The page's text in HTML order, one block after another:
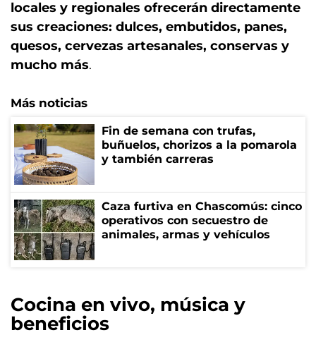
locales y regionales ofrecerán directamente
sus creaciones: dulces, embutidos, panes,
quesos, cervezas artesanales, conservas y
mucho más.
Más noticias
Fin de semana con trufas,
buñuelos, chorizos a la pomarola
y también carreras
Caza furtiva en Chascomús: cinco
operativos con secuestro de
animales, armas y vehículos
Cocina en vivo, música y
beneficios